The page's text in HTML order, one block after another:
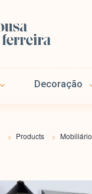
Decoração
> Products > Mobiliário